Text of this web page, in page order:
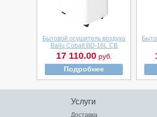
Бытовой осушитель воздуха
Ballu Cobalt BD-16L CB
17 110.00руб.
Подробнее
Услуги
Доставка